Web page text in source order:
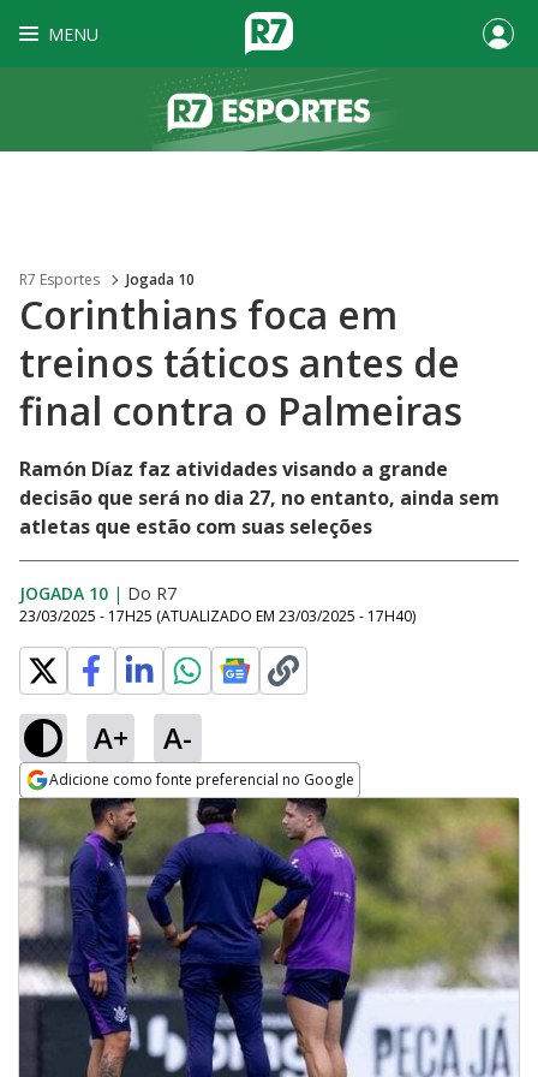
MENU
R7 Esportes Jogada 10
Corinthians foca em
treinos táticos antes de
final contra o Palmeiras
Ramón Díaz faz atividades visando a grande
decisão que será no dia 27, no entanto, ainda sem
atletas que estão com suas seleções
JOGADA 10 | Do R7
23/03/2025 - 17H25 (ATUALIZADO EM 23/03/2025 - 17H40)
A+ A-
Adicione como fonte preferencial no Google
Opens in new window